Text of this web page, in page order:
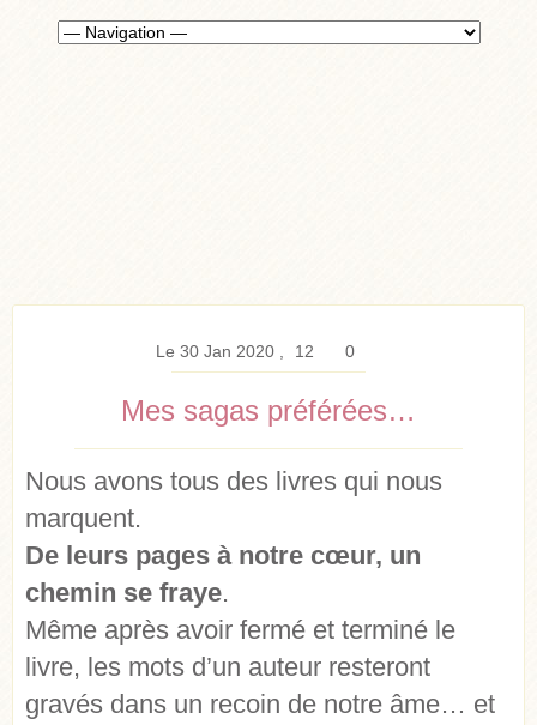
Le 30 Jan 2020 12 0
Mes sagas préférées…
Nous avons tous des livres qui nous
marquent.
De leurs pages à notre cœur, un
chemin se fraye.
Même après avoir fermé et terminé le
livre, les mots d’un auteur resteront
gravés dans un recoin de notre âme… et